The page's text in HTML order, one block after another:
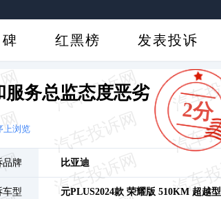
红黑榜 发表投诉
2分
务总监态度恶劣
上浏览
品牌 比亚迪
车型 元PLUS2024款 荣耀版 510KM 超越型